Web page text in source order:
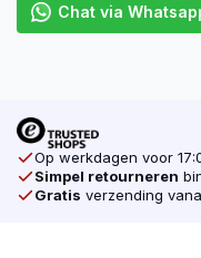
Chat via
Op werkdagen voor
Simpel retourneren
Gratis verzending